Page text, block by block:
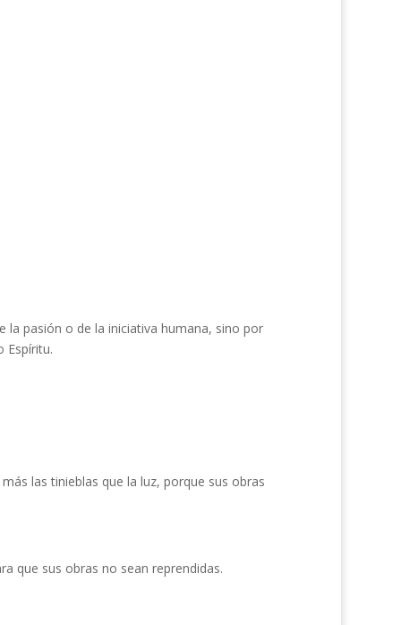
pasión o de la iniciativa humana, sino por
Espíritu.
las tinieblas que la luz, porque sus obras
que sus obras no sean reprendidas.